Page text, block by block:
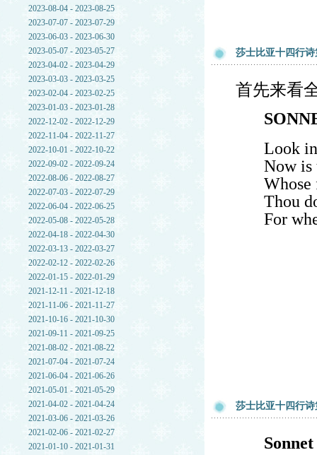
2023-08-04 - 2023-08-25
2023-07-07 - 2023-07-29
2023-06-03 - 2023-06-30
2023-05-07 - 2023-05-27
2023-04-02 - 2023-04-29
2023-03-03 - 2023-03-25
2023-02-04 - 2023-02-25
2023-01-03 - 2023-01-28
2022-12-02 - 2022-12-29
2022-11-04 - 2022-11-27
2022-10-01 - 2022-10-22
2022-09-02 - 2022-09-24
2022-08-06 - 2022-08-27
2022-07-03 - 2022-07-29
2022-06-04 - 2022-06-25
2022-05-08 - 2022-05-28
2022-04-18 - 2022-04-30
2022-03-13 - 2022-03-27
2022-02-12 - 2022-02-26
2022-01-15 - 2022-01-29
2021-12-11 - 2021-12-18
2021-11-06 - 2021-11-27
2021-10-16 - 2021-10-30
2021-09-11 - 2021-09-25
2021-08-02 - 2021-08-22
2021-07-04 - 2021-07-24
2021-06-04 - 2021-06-26
2021-05-01 - 2021-05-29
2021-04-02 - 2021-04-24
2021-03-06 - 2021-03-26
2021-02-06 - 2021-02-27
2021-01-10 - 2021-01-31
莎士比亚十四行
首先来看
Look
Now is
Whose
Thou
For
莎士比亚十四行
Sonnet